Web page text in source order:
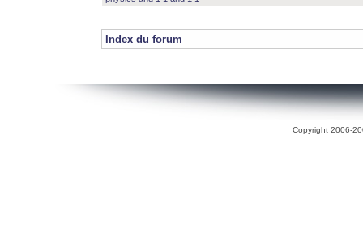
Index du forum
Copyright 2006-